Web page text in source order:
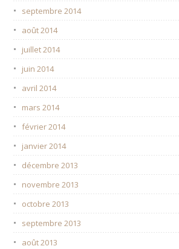
septembre 2014
août 2014
juillet 2014
juin 2014
avril 2014
mars 2014
février 2014
janvier 2014
décembre 2013
novembre 2013
octobre 2013
septembre 2013
août 2013